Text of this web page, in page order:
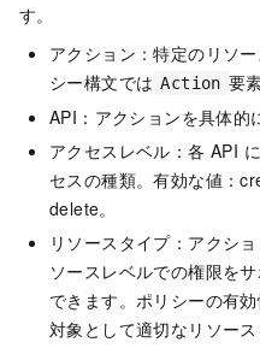
す。
アクション：特定のリソ
シー構文では Action 要
API：アクションを具体的
アクセスレベル：各 API
セスの種類。有効な値：
delete。
リソースタイプ：アクシ
ソースレベルでの権限を
できます。ポリシーの有
対象として適切なリソー